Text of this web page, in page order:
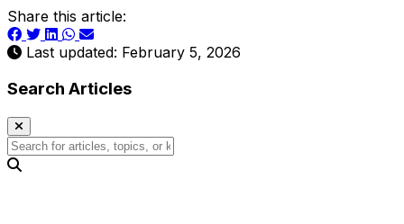
Share this article:
Last updated: February 5, 2026
Search Articles